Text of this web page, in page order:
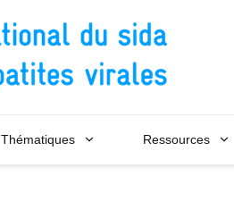
Thématiques Ressources